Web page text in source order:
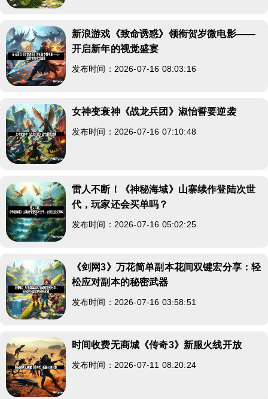
新浪游戏《致命诱惑》领衔贺岁微电影——
开启新年的视觉盛宴
发布时间：2026-07-16 08:03:16
女神变衰神《战龙兵团》淑怡誓要逆袭
发布时间：2026-07-16 07:10:48
雷人不断！《神秘海域》山寨续作登陆次世
代，玩家还会买单吗？
发布时间：2026-07-16 05:02:25
《剑网3》万花简单副本花间双键宏分享：轻
松应对副本的秘密武器
发布时间：2026-07-16 03:58:51
时间收费无商城《传奇3》新服火线开放
发布时间：2026-07-11 08:20:24